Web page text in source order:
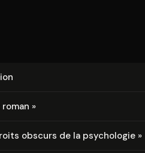
»
obscurs de la psychologie »